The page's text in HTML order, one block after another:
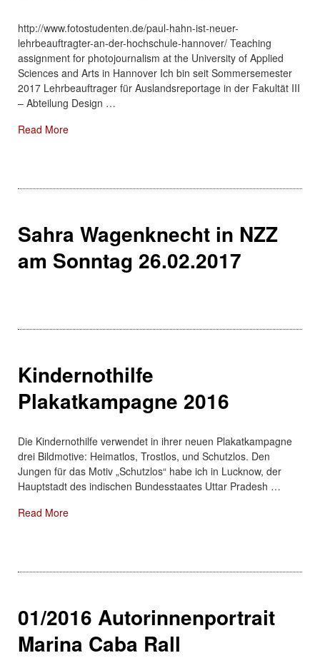
http://www.fotostudenten.de/paul-hahn-ist-neuer-
lehrbeauftragter-an-der-hochschule-hannover/ Teaching
assignment for photojournalism at the University of Applied
Sciences and Arts in Hannover Ich bin seit Sommersemester
2017 Lehrbeauftrager für Auslandsreportage in der Fakultät III
– Abteilung Design …
Read MoreAbout: Lehrauftrag an der Hochschule Hannover
Sahra Wagenknecht in NZZ
am Sonntag 26.02.2017
Kindernothilfe
Plakatkampagne 2016
Die Kindernothilfe verwendet in ihrer neuen Plakatkampagne
drei Bildmotive: Heimatlos, Trostlos, und Schutzlos. Den
Jungen für das Motiv „Schutzlos“ habe ich in Lucknow, der
Hauptstadt des indischen Bundesstaates Uttar Pradesh …
Read MoreAbout: Kindernothilfe Plakatkampagne 2016
01/2016 Autorinnenportrait
Marina Caba Rall